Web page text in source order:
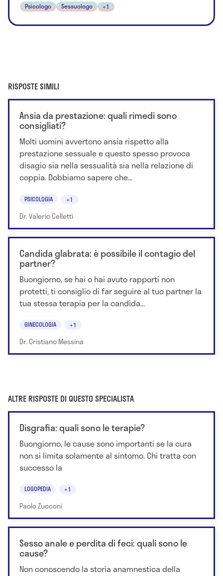
Psicologo Sessuologo +1
RISPOSTE SIMILI
Ansia da prestazione: quali rimedi sono
consigliati?
Molti uomini avvertono ansia rispetto alla
prestazione sessuale e questo spesso provoca
disagio sia nella sessualità sia nella relazione di
coppia. Dobbiamo sapere che...
PSICOLOGIA +1
Dr. Valerio Celletti
Candida glabrata: è possibile il contagio del
partner?
Buongiorno, se hai o hai avuto rapporti non
protetti, ti consiglio di far seguire al tuo partner la
tua stessa terapia per la candida...
GINECOLOGIA +1
Dr. Cristiano Messina
ALTRE RISPOSTE DI QUESTO SPECIALISTA
Disgrafia: quali sono le terapie?
Buongiorno, le cause sono importanti se la cura
non si limita solamente al sintomo. Chi tratta con
successo la
LOGOPEDIA +1
Paolo Zucconi
Sesso anale e perdita di feci: quali sono le
cause?
Non conoscendo la storia anamnestica della